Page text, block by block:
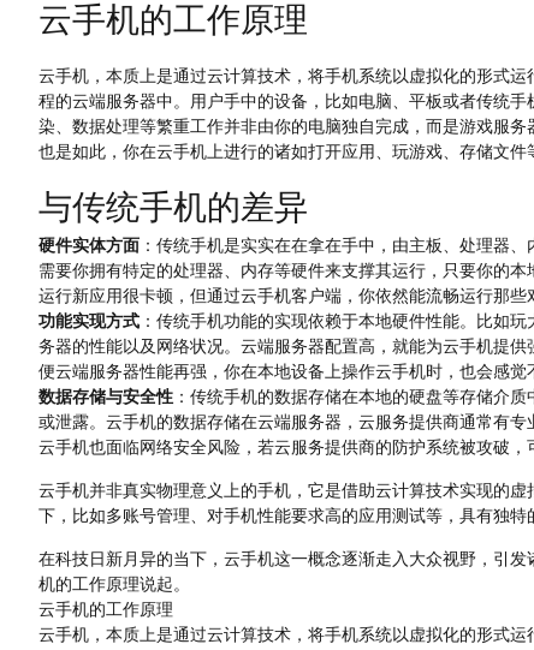
云手机的工作原理
云手机，本质上是通过云计算技术，将手机系统以虚拟化的形式
程的云端服务器中。用户手中的设备，比如电脑、平板或者传统
染、数据处理等繁重工作并非由你的电脑独自完成，而是游戏服
也是如此，你在云手机上进行的诸如打开应用、玩游戏、存储文
与传统手机的差异
硬件实体方面 ：传统手机是实实在在拿在手中，由主板、处理器
需要你拥有特定的处理器、内存等硬件来支撑其运行，只要你的
运行新应用很卡顿，但通过云手机客户端，你依然能流畅运行那
功能实现方式 ：传统手机功能的实现依赖于本地硬件性能。比如
务器的性能以及网络状况。云端服务器配置高，就能为云手机提
便云端服务器性能再强，你在本地设备上操作云手机时，也会感觉
数据存储与安全性 ：传统手机的数据存储在本地的硬盘等存储介
或泄露。云手机的数据存储在云端服务器，云服务提供商通常有
云手机也面临网络安全风险，若云服务提供商的防护系统被攻破，
云手机并非真实物理意义上的手机，它是借助云计算技术实现的
下，比如多账号管理、对手机性能要求高的应用测试等，具有独特
在科技日新月异的当下，云手机这一概念逐渐走入大众视野，引
机的工作原理说起。
云手机的工作原理
云手机，本质上是通过云计算技术，将手机系统以虚拟化的形式